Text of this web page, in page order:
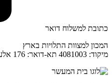
כתובת למשלוח דואר
המכון למצוות התלויות בארץ
מיקוד: 4081003 תא-דואר: 176 אלעד